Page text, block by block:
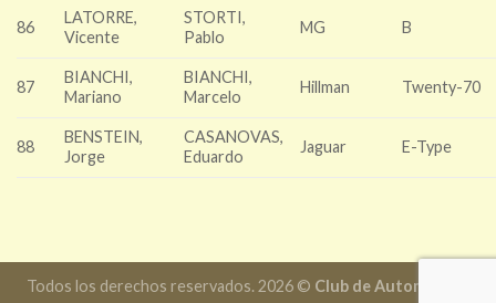
86
LATORRE,
Vicente
STORTI,
Pablo
MG B
87
BIANCHI,
Mariano
BIANCHI,
Marcelo
Hillman Twenty-70
88
BENSTEIN,
Jorge
CASANOVAS,
Eduardo
Jaguar E-Type
Todos los derechos reservados. 2026 © Club de Automóviles